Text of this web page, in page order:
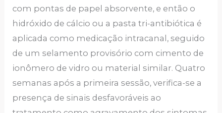
com pontas de papel absorvente, e então o
hidróxido de cálcio ou a pasta tri-antibiótica é
aplicada como medicação intracanal, seguido
de um selamento provisório com cimento de
ionômero de vidro ou material similar. Quatro
semanas após a primeira sessão, verifica-se a
presença de sinais desfavoráveis ao